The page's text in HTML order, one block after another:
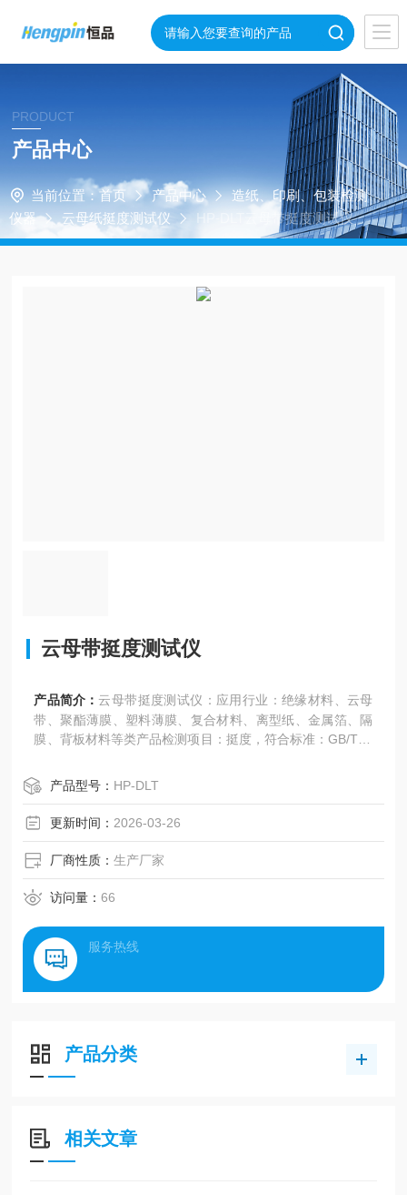
PRODUCT
产品中心
当前位置： 首页 产品中心
造纸、印刷、包装检测
仪器
云母纸挺度测试仪 HP-DLT云母带挺度测试仪
云母带挺度测试仪
产品简介： 云母带挺度测试仪：应用行业：绝缘材料、云母
带、聚酯薄膜、塑料薄膜、复合材料、离型纸、金属箔、隔
膜、背板材料等类产品检测项目：挺度，符合标准：GB/T50
产品型号： HP-DLT
更新时间： 2026-03-26
厂商性质：生产厂家
访问量：66
服务热线
产品分类
相关文章